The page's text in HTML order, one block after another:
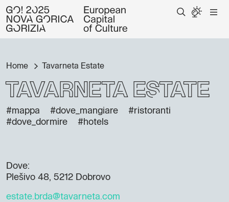
Home Tavarneta Estate
Tavarneta Estate
#mappa #dove_mangiare
#ristoranti
#dove_dormire
#hotels
Dove:
Plešivo 48, 5212 Dobrovo
estate.brda@tavarneta.com